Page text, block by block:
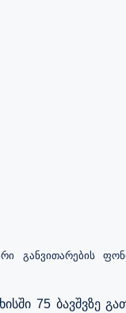
განვითარების
75 ბავშვზე